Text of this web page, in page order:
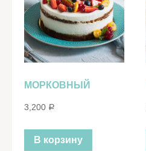
МОРКОВНЫЙ
3,200 Р
В корзину